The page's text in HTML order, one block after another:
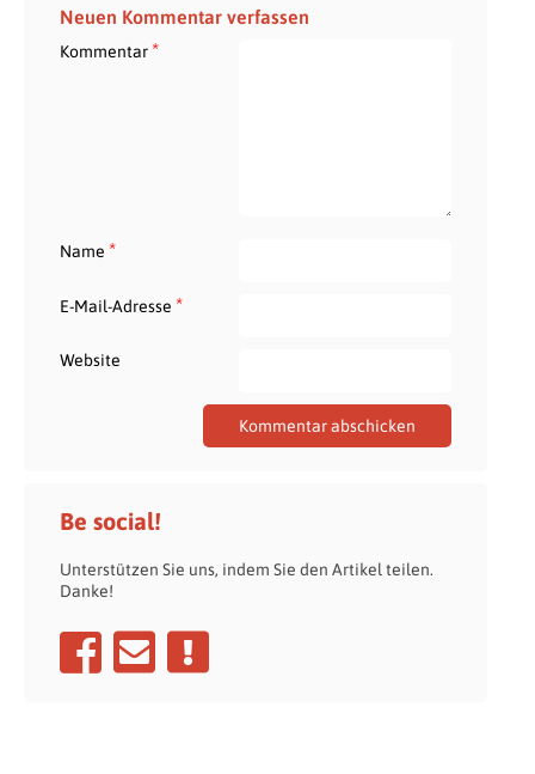
Neuen Kommentar verfassen
Kommentar*
Name *
E-Mail-Adresse *
Website
Be social!
Unterstützen Sie uns, indem Sie den Artikel teilen.
Danke!